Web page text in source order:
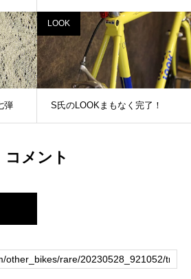
弾
LOOK
S氏のLOOKまもなく完了！
コメント